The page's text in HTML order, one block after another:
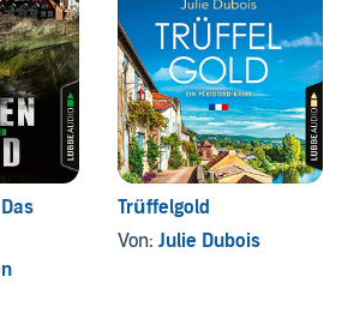
Trüffelgold
Von:Julie Dubois